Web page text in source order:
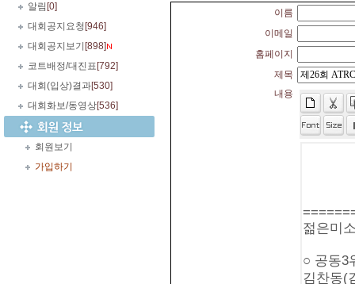
알림 [0]
대회공지요청 [946]
대회공지보기 [898]
코트배정/대진표 [792]
대회(입상)결과[530]
대회화보/동영상[536]
회원보기
가입하기
이름
이메일
홈페이지
제목
내용